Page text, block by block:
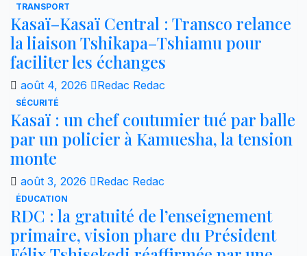
TRANSPORT
Kasaï–Kasaï Central : Transco relance
la liaison Tshikapa–Tshiamu pour
faciliter les échanges
août 4, 2026 Redac Redac
SÉCURITÉ
Kasaï : un chef coutumier tué par balle
par un policier à Kamuesha, la tension
monte
août 3, 2026 Redac Redac
ÉDUCATION
RDC : la gratuité de l’enseignement
primaire, vision phare du Président